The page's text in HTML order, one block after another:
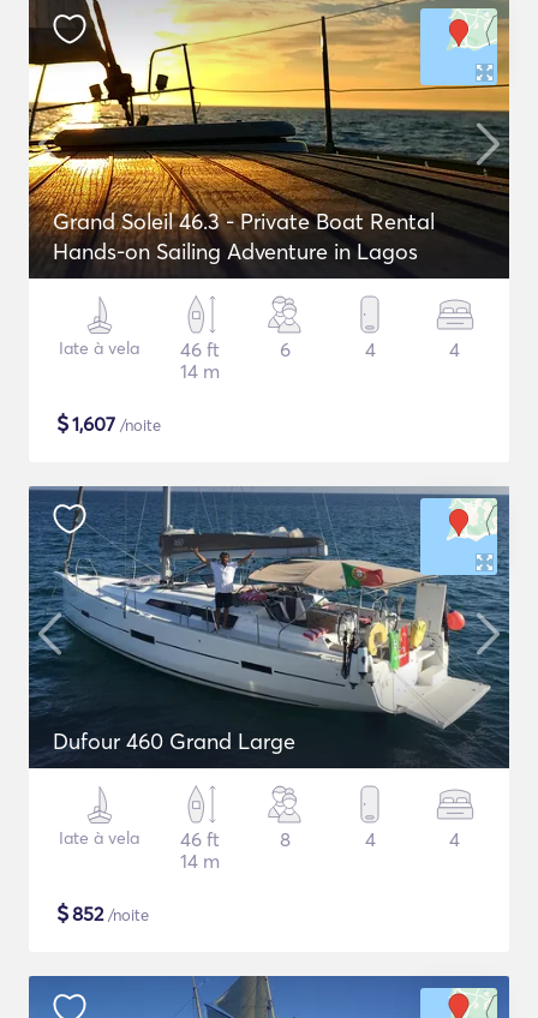
Grand Soleil 46.3 - Private Boat Rental
Hands-on Sailing Adventure in Lagos
Iate à vela
46 ft
14 m
6 4 4
$1,607 /noite
Dufour 460 Grand Large
Iate à vela
46 ft
14 m
8 4 4
$852/noite